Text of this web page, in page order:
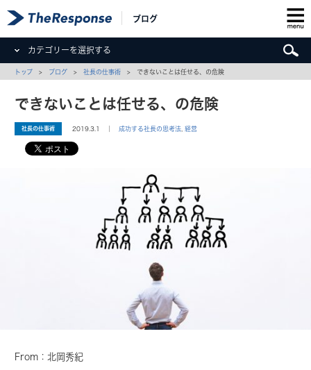
ブログ
カテゴリーを選択する
トップ > ブログ >社長の仕事術 > できないことは任せる、の危険
できないことは任せる、の危険
社長の仕事術 2019.3.1 ｜ 成功する社長の思考法 ,経営
From：北岡秀紀